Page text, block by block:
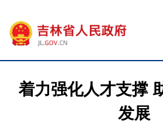
着力强化人才支撑
发展